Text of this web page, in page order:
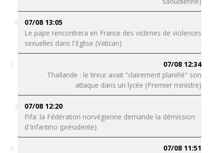
07/08 13:05
Le pape rencontrera en France des victimes de violences
sexuelles dans l'Eglise (Vatican)
07/08 12:34
Thaïlande : le tireur avait "clairement planifié" son
attaque dans un lycée (Premier ministre)
07/08 12:20
Fifa: la Fédération norvégienne demande la démission
d'Infantino (présidente)
07/08 11:51